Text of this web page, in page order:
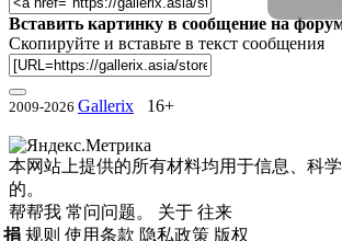
Вставить картинку в сообщение на
Скопируйте и вставьте в текст сообщения
2009-2026 Gallerix 16+
本网站上提供的所有材料均用于信息、科
的。
帮帮我 常问问题。 关于 往来
捐 规则 使用条款 隐私政策 版权